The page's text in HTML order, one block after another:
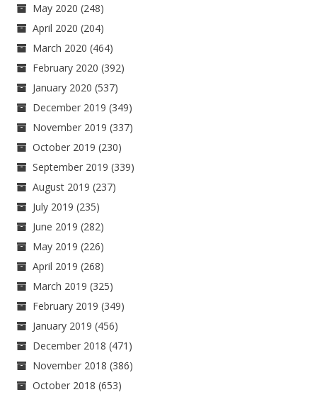
May 2020 (248)
April 2020 (204)
March 2020 (464)
February 2020 (392)
January 2020 (537)
December 2019 (349)
November 2019 (337)
October 2019 (230)
September 2019 (339)
August 2019 (237)
July 2019 (235)
June 2019 (282)
May 2019 (226)
April 2019 (268)
March 2019 (325)
February 2019 (349)
January 2019 (456)
December 2018 (471)
November 2018 (386)
October 2018 (653)